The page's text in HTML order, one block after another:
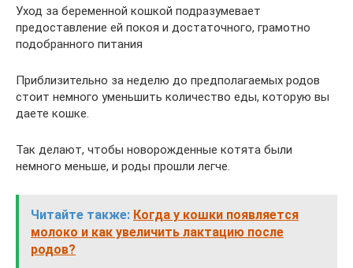
Уход за беременной кошкой подразумевает
предоставление ей покоя и достаточного, грамотно
подобранного питания
Приблизительно за неделю до предполагаемых родов
стоит немного уменьшить количество еды, которую вы
даете кошке.
Так делают, чтобы новорожденные котята были
немного меньше, и роды прошли легче.
Читайте также: Когда у кошки появляется
молоко и как увеличить лактацию после
родов?